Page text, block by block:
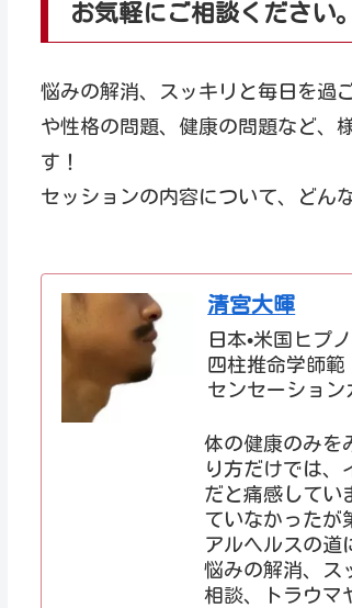
お気軽にご相談ください。
悩みの解消、スッキリと毎日を過
や性格の問題、健康の問題など、
す！
セッションの内容について、どん
清宮大暉
日本•米国ヒプ
四柱推命学師範
センセーション
体の健康のみを
り方だけでは、
だと痛感してい
ていなかったが
アルヘルスの道
悩みの解消、ス
相談、トラウマ